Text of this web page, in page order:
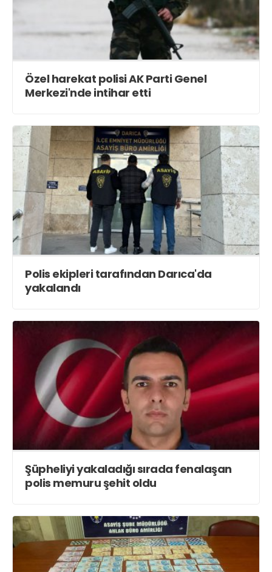
Özel harekat polisi AK Parti Genel
Merkezi'nde intihar etti
Polis ekipleri tarafından Darıca'da
yakalandı
Şüpheliyi yakaladığı sırada fenalaşan
polis memuru şehit oldu